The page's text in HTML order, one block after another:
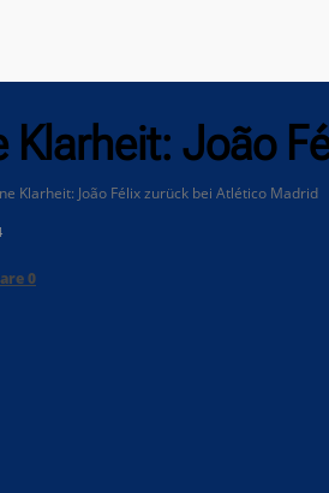
Klarheit: João
Klarheit: João Félix zurück bei Atlético Madrid
0